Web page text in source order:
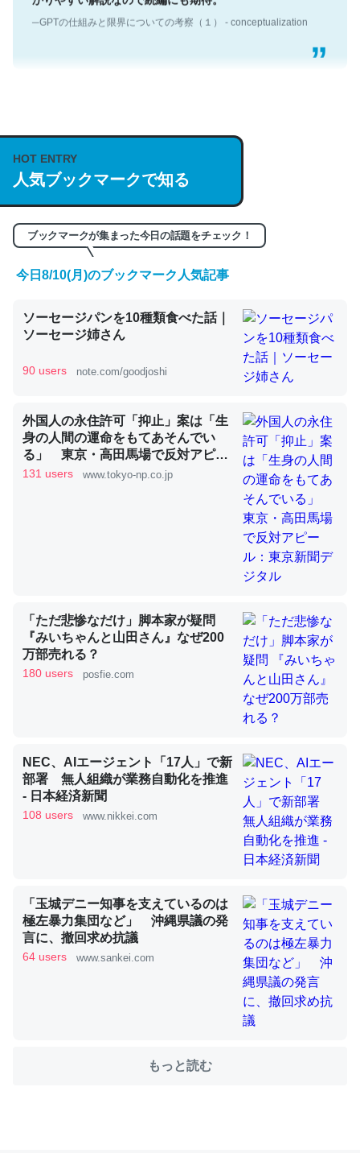
─GPTの仕組みと限界についての考察（１） - conceptualization
説してる記事が少ないので貴重な良記事。/続編来た
https://isobe324649.hatenablog.com/entry/2023/03/27
/064121
─GPTの仕組みと限界についての考察（１） - conceptualization
くらい。小説でいう「ずっと前の伏線」は回収されないけ
ど、短期記憶というには多い分量。進化すればするほど分
かりやすく強くなりそう
─GPTの仕組みと限界についての考察（１） - conceptualization
昆虫ってカルシウム少ないのか。知らんかった。調べたら
コオロギのカルシウム分はエビの600分の1程度。
─ニュース :: 【研究発表】昆虫学の大問題＝「昆虫はなぜ海にいな
論文では「淡水はカルシウムも酸素も不足してて両方に不
利だから両方が拮抗してるのでは」とあって面白い。海に
いる鋏角類（カブトガニ・ウミグモ）はカルシウムを使わ
ずキチンを強化してる筈だが、酵素が違うのか？
これを元に考えるとカルシウムを大量に使う脊椎動物と貝
類は苦労してるんだな…。腹足類だと殻を無くしてナメク
─ニュース :: 【研究発表】昆虫学の大問題＝「昆虫はなぜ海にいな
いのか」に関する新仮説
ウチもEchoを実家に置いて４年。でたまに覗いてる。ぼ
位置情報を共有してる。電池残量や充電中かが分かるので
HOT ENTRY
人気ブックマークで知る
ブックマークが集まった今日の話題をチェック！
今日8/10(月)のブックマーク人気記事
ソーセージパンを10種類食べた話｜
ソーセージ姉さん
90 users note.com/goodjoshi
外国人の永住許可「抑止」案は「生
身の人間の運命をもてあそんでい
る」 東京・高田馬場で反対アピー
ル：東京新聞デジタル
131 users www.tokyo-np.co.jp
「ただ悲惨なだけ」脚本家が疑問
『みいちゃんと山田さん』なぜ200
万部売れる？
180 users posfie.com
NEC、AIエージェント「17人」で新
部署 無人組織が業務自動化を推進
- 日本経済新聞
108 users www.nikkei.com
「玉城デニー知事を支えているのは
極左暴力集団など」 沖縄県議の発
言に、撤回求め抗議
64 users www.sankei.com
もっと読む